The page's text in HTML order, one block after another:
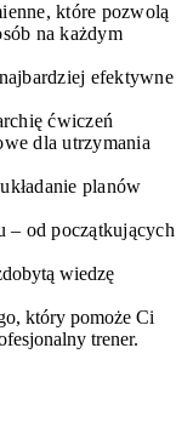
które pozwolą
na każdym
efektywne
ćwiczeń
dla utrzymania
planów
– od początkujących
wiedzę
który pomoże Ci
trener.